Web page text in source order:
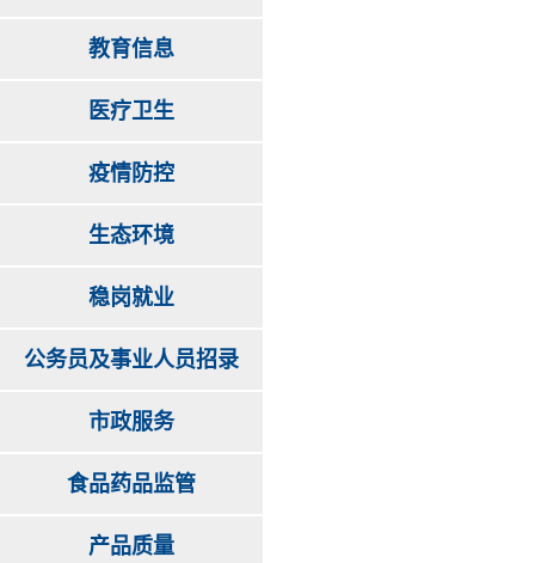
教育信息
医疗卫生
疫情防控
生态环境
稳岗就业
公务员及事业人员招录
市政服务
食品药品监管
产品质量